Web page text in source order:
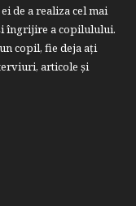
de a realiza cel mai
îngrijire a copilulului.
copil, fie deja aţi
articole şi